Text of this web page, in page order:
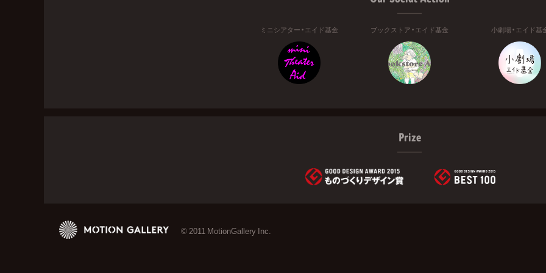
ミニシアター・エイド基金 ブックストア・エイド基金 小劇場・エイド基
Prize
© 2011 MotionGallery Inc.